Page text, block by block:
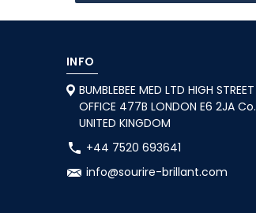
INFO
BUMBLEBEE MED LTD HIGH
OFFICE 477B LONDON E6 2JA
UNITED KINGDOM
+44 7520 693641
info@sourire-brillant.com